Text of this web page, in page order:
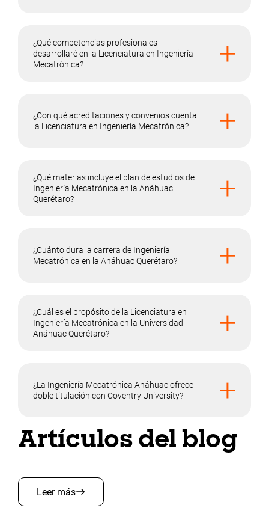
¿Qué competencias profesionales
desarrollaré en la Licenciatura en Ingeniería
Mecatrónica?
+
¿Con qué acreditaciones y convenios cuenta
la Licenciatura en Ingeniería Mecatrónica?
+
¿Qué materias incluye el plan de estudios de
Ingeniería Mecatrónica en la Anáhuac
Querétaro?
+
¿Cuánto dura la carrera de Ingeniería
Mecatrónica en la Anáhuac Querétaro?
+
¿Cuál es el propósito de la Licenciatura en
Ingeniería Mecatrónica en la Universidad
Anáhuac Querétaro?
+
¿La Ingeniería Mecatrónica Anáhuac ofrece
doble titulación con Coventry University?
+
Artículos del blog
Leer más